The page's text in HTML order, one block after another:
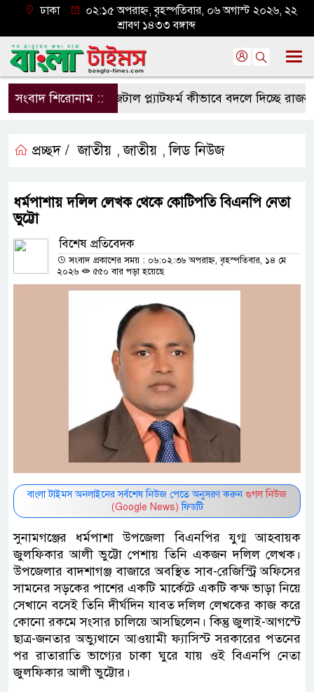
ঢাকা
০২:১৫ অপরাহ্ন, বৃহস্পতিবার, ০৬ অগাস্ট ২০২৬, ২২
শ্রাবণ ১৪৩৩ বঙ্গাব্দ
সংবাদ শিরোনাম ::ডিজিটাল প্ল্যাটফর্ম কীভাবে বদলে দিচ্ছে রাজনীতি?
প্রচ্ছদ / জাতীয় ,জাতীয় ,লিড নিউজ
ধর্মপাশায় দলিল লেখক থেকে কোটিপতি বিএনপি নেতা
ভুট্টো
বিশেষ প্রতিবেদক
সংবাদ প্রকাশের সময় : ০৬:০২:৩৬ অপরাহ্ন, বৃহস্পতিবার, ১৪ মে
২০২৬
৫৫০ বার পড়া হয়েছে
বাংলা টাইমস অনলাইনের সর্বশেষ নিউজ পেতে অনুসরণ করুন গুগল নিউজ
(Google News) ফিডটি
সুনামগঞ্জের ধর্মপাশা উপজেলা বিএনপির যুগ্ম আহবায়ক
জুলফিকার আলী ভুট্টো পেশায় তিনি একজন দলিল লেখক।
উপজেলার বাদশাগঞ্জ বাজারে অবস্থিত সাব-রেজিস্ট্রি অফিসের
সামনের সড়কের পাশের একটি মার্কেটে একটি কক্ষ ভাড়া নিয়ে
সেখানে বসেই তিনি দীর্ঘদিন যাবত দলিল লেখকের কাজ করে
কোনো রকমে সংসার চালিয়ে আসছিলেন। কিন্তু জুলাই-আগস্টে
ছাত্র-জনতার অভ্যুথানে আওয়ামী ফ্যাসিস্ট সরকারের পতনের
পর রাতারাতি ভাগ্যের চাকা ঘুরে যায় ওই বিএনপি নেতা
জুলফিকার আলী ভুট্টোর।